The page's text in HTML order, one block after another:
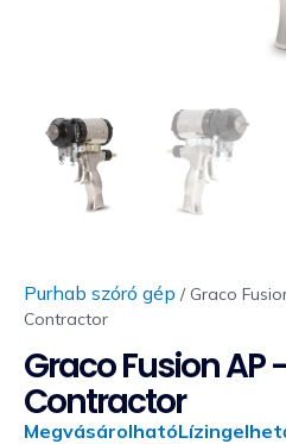
Purhab szóró gép / Graco
Contractor
Graco Fusion AP
Contractor
Megvásárolható